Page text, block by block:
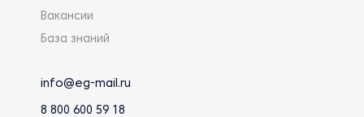
Вакансии
База знаний
info@eg-mail.ru
8 800 600 59 18